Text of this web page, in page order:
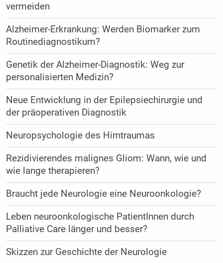
vermeiden
Alzheimer-Erkrankung: Werden Biomarker zum
Routinediagnostikum?
Genetik der Alzheimer-Diagnostik: Weg zur
personalisierten Medizin?
Neue Entwicklung in der Epilepsiechirurgie und
der präoperativen Diagnostik
Neuropsychologie des Hirntraumas
Rezidivierendes malignes Gliom: Wann, wie und
wie lange therapieren?
Braucht jede Neurologie eine Neuroonkologie?
Leben neuroonkologische PatientInnen durch
Palliative Care länger und besser?
Skizzen zur Geschichte der Neurologie